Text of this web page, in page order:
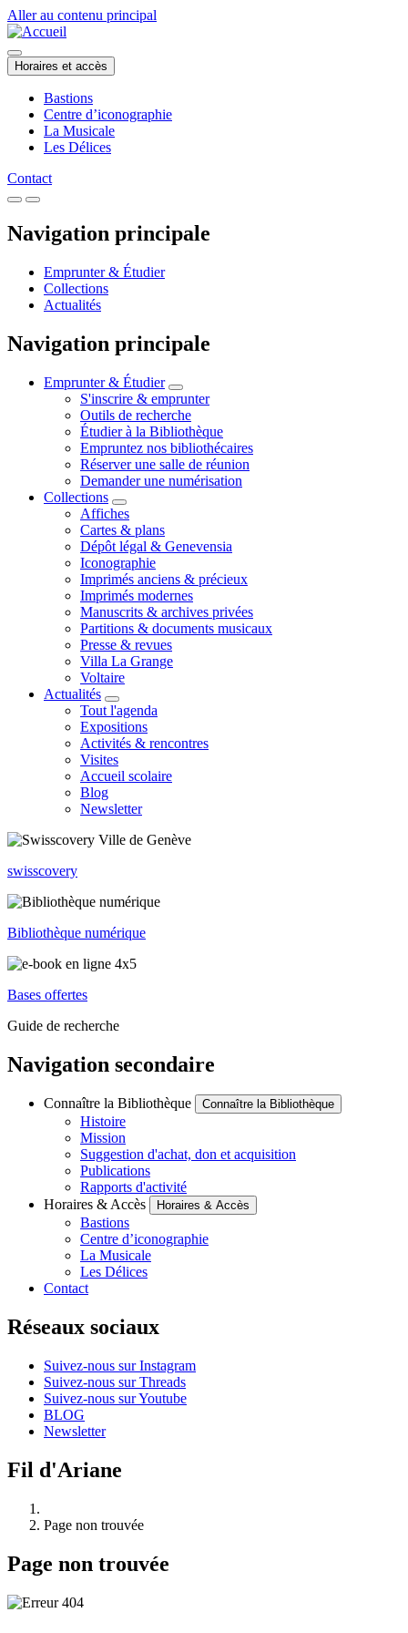
Aller au contenu principal
Horaires et accès
Bastions
Centre d’iconographie
La Musicale
Les Délices
Contact
Navigation principale
Emprunter & Étudier
Collections
Actualités
Navigation principale
Emprunter & Étudier
S'inscrire & emprunter
Outils de recherche
Étudier à la Bibliothèque
Empruntez nos bibliothécaires
Réserver une salle de réunion
Demander une numérisation
Collections
Affiches
Cartes & plans
Dépôt légal & Genevensia
Iconographie
Imprimés anciens & précieux
Imprimés modernes
Manuscrits & archives privées
Partitions & documents musicaux
Presse & revues
Villa La Grange
Voltaire
Actualités
Tout l'agenda
Expositions
Activités & rencontres
Visites
Accueil scolaire
Blog
Newsletter
swisscovery
Bibliothèque numérique
Bases offertes
Guide de recherche
Navigation secondaire
Connaître la Bibliothèque Connaître la Bibliothèque
Histoire
Mission
Suggestion d'achat, don et acquisition
Publications
Rapports d'activité
Horaires & Accès
Horaires & Accès
Bastions
Centre d’iconographie
La Musicale
Les Délices
Contact
Réseaux sociaux
Suivez-nous sur Instagram
Suivez-nous sur Threads
Suivez-nous sur Youtube
BLOG
Newsletter
Fil d'Ariane
Page non trouvée
Page non trouvée